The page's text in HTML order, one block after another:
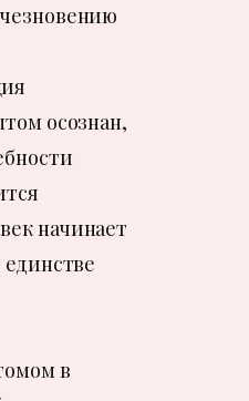
осознан,
начинает
в